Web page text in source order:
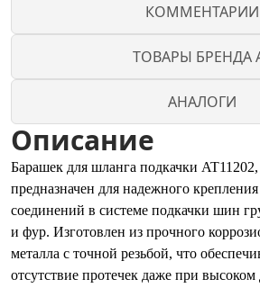
КОММЕНТАРИИ
ТОВАРЫ БРЕНДА
АНАЛОГИ
Описание
Барашек для шланга подкачки
предназначен для надежного
соединений в системе подкачки шин
и фур. Изготовлен из прочного
металла с точной резьбой, что
отсутствие протечек даже при высоком